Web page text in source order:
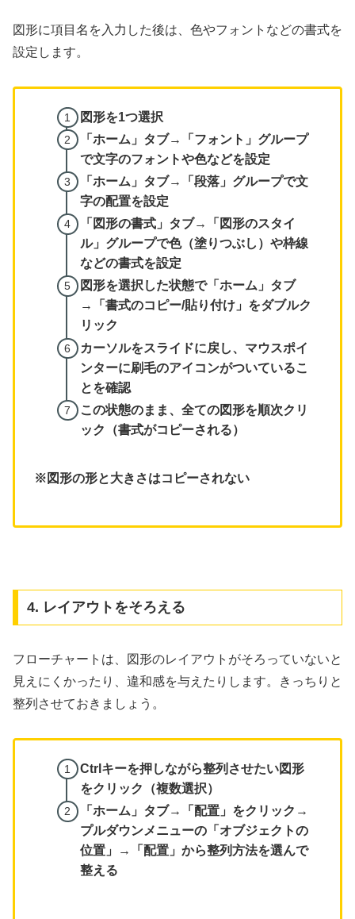
図形に項目名を入力した後は、色やフォントなどの書式を
設定します。
図形を1つ選択
「ホーム」タブ→「フォント」グループ
で文字のフォントや色などを設定
「ホーム」タブ→「段落」グループで文
字の配置を設定
「図形の書式」タブ→「図形のスタイ
ル」グループで色（塗りつぶし）や枠線
などの書式を設定
図形を選択した状態で「ホーム」タブ
→「書式のコピー/貼り付け」をダブルク
リック
カーソルをスライドに戻し、マウスポイ
ンターに刷毛のアイコンがついているこ
とを確認
この状態のまま、全ての図形を順次クリ
ック（書式がコピーされる）
※図形の形と大きさはコピーされない
4. レイアウトをそろえる
フローチャートは、図形のレイアウトがそろっていないと
見えにくかったり、違和感を与えたりします。きっちりと
整列させておきましょう。
Ctrlキーを押しながら整列させたい図形
をクリック（複数選択）
「ホーム」タブ→「配置」をクリック→
プルダウンメニューの「オブジェクトの
位置」→「配置」から整列方法を選んで
整える